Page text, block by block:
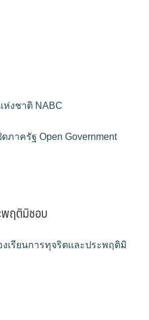
งชาติ NABC
ภาครัฐ Open Government
พฤติมิชอบ
งเรียนการทุจริตและประพฤติมิ